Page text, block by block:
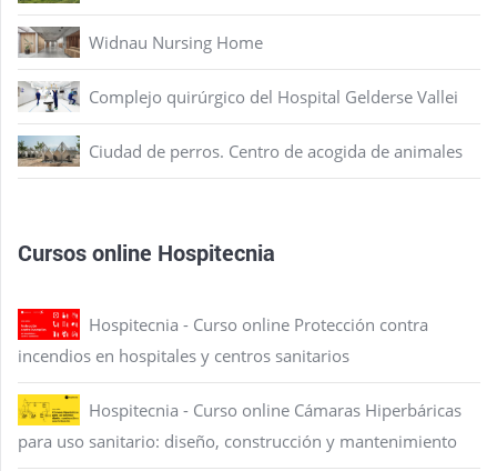
Widnau Nursing Home
Complejo quirúrgico del Hospital Gelderse Vallei
Ciudad de perros. Centro de acogida de animales
Cursos online Hospitecnia
Hospitecnia - Curso online Protección contra
incendios en hospitales y centros sanitarios
Hospitecnia - Curso online Cámaras Hiperbáricas
para uso sanitario: diseño, construcción y mantenimiento